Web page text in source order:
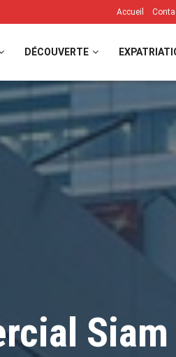
Accueil
DÉCOUVERTE
Siam